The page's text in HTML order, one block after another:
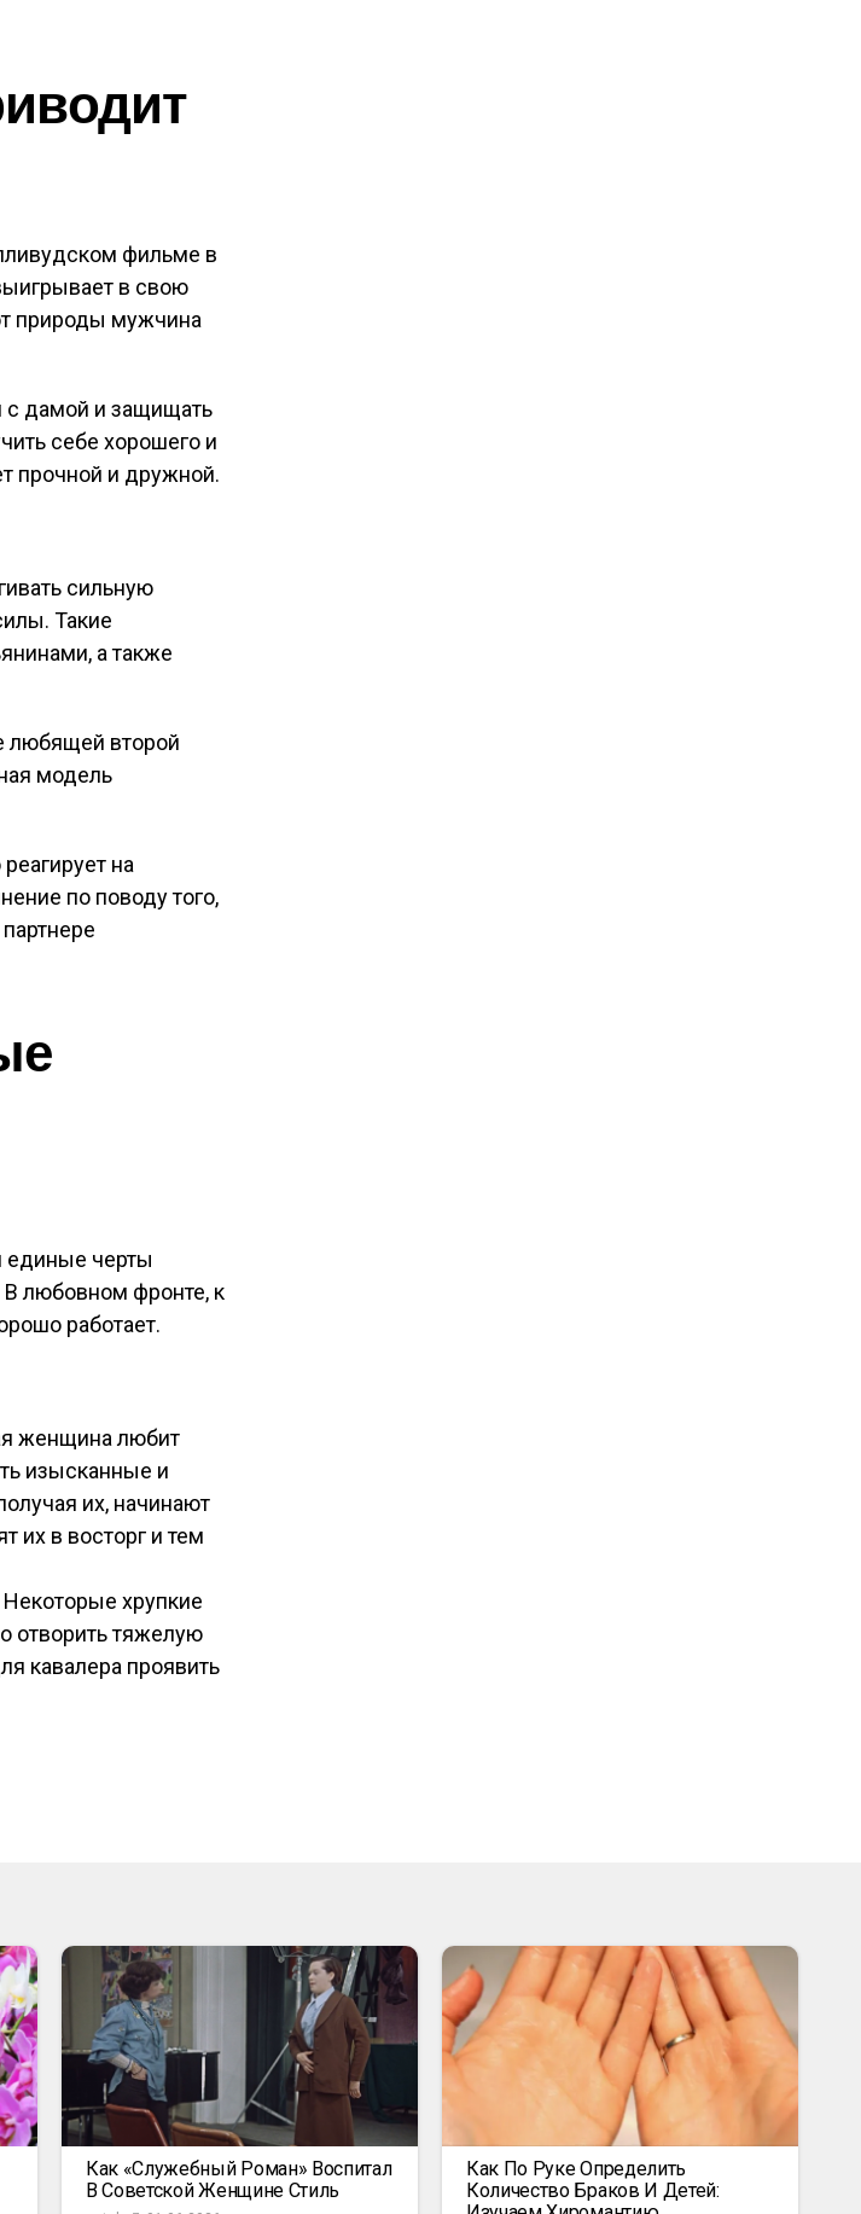
фильме в
в свою
природы мужчина
с дамой и защищать
себе хорошего и
прочной и дружной.
сильную
Такие
а также
любящей второй
модель
на
по поводу того,
единые черты
В любовном фронте, к
работает.
женщина любит
изысканные и
их, начинают
их в восторг и тем
хрупкие
отворить тяжелую
кавалера проявить
Как «Служебный Роман» Воспитал
В Советской Женщине Стиль
Как По Руке Определить
Количество Браков И Детей: